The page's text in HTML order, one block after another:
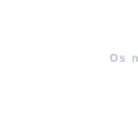
Os